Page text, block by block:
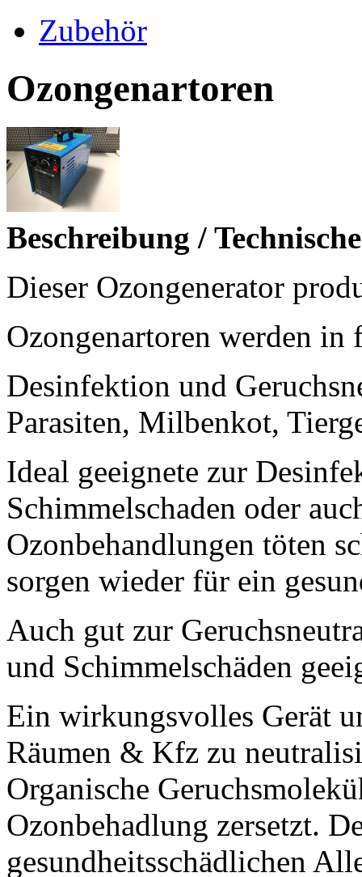
Zubehör
Ozongenartoren
Beschreibung /
Dieser Ozongenerator
Ozongenartoren werden in
Desinfektion und
Parasiten, Milbenkot,
Ideal geeignete zur
Schimmelschaden oder
Ozonbehandlungen töten
sorgen wieder für ein
Auch gut zur
und Schimmelschäden
Ein wirkungsvolles Gerät
Räumen & Kfz zu
Organische
Ozonbehadlung zersetzt.
gesundheitsschädlichen